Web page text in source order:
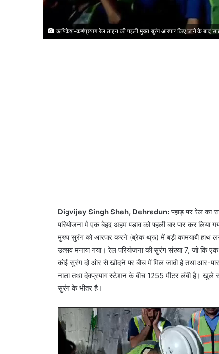
ऋषिकेश-कर्णप्रयाग रेल लाइन की पहली मुख्य सुरंग आरपार किए जाने के बाद
Digvijay Singh Shah, Dehradun:पहाड़ पर रेल का
परियोजना में एक बेहद अहम पड़ाव को पहली बार पार कर लिया
मुख्य सुरंग को आरपार करने (ब्रेक थ्रू) में बड़ी कामयाबी हाथ
उत्सव मनाया गया। रेल परियोजना की सुरंग संख्या 7, जो
कोई सुरंग दो ओर से खोदने पर बीच में मिल जाती हैं तथा आर-
नाला तथा देवप्रयाग स्टेशन के बीच 1255 मीटर लंबी है। खुले
सुरंग के भीतर है।
Video
Player